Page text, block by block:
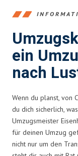
ein
nach
Wenn du planst, von
du dich sicherlich,
Umzugsmeister
für deinen Umzug
nicht nur um den